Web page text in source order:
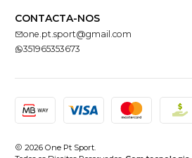
CONTACTA-NOS
one.pt.sport@gmail.com
351965353673
2026 One Pt Sport.